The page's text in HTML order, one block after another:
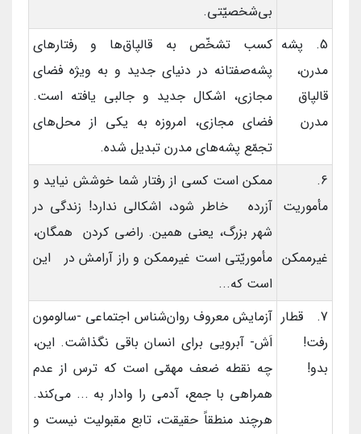
بی‌شخصیّتی.
5. پشه
مدرن،
قالپاق
مدرن
کسب تشخّص به قالپاق‌ها و رفتارهای
پشه‌صفتانه در دنیای جدید و به ویژه فضای
مجازی، اشکال جدید و جالبی یافته است.
فضای مجازی، امروزه به یکی از محل‌های
تجمّع پشه‌ها‌ی مدرن تبدیل شده.
6.
مأموریت
غیرممکن
ممکن است کسی از رفتار شما خوشش نیاید و
آزرده خاطر شود، اشکالی ندارد! زندگی در
شهر بزرگ، یعنی همین. راضی کردن همگان،
مأموریّتی است غیرممکن و راز آرامش در این
است که...
7. قطار
رفت!
بدو!
آزمایش معروف روان‌شناس اجتماعی -سالومون
اَش- آبرویی برای انسان باقی نگذاشت. این،
چه نقطه ضعف مهمّی است که ترس از عدم
همراهی با جمع، آدمی را وادار به ... می‌کند.
هرچند منطقاً حقیقت، تابع مقبولیت نیست و